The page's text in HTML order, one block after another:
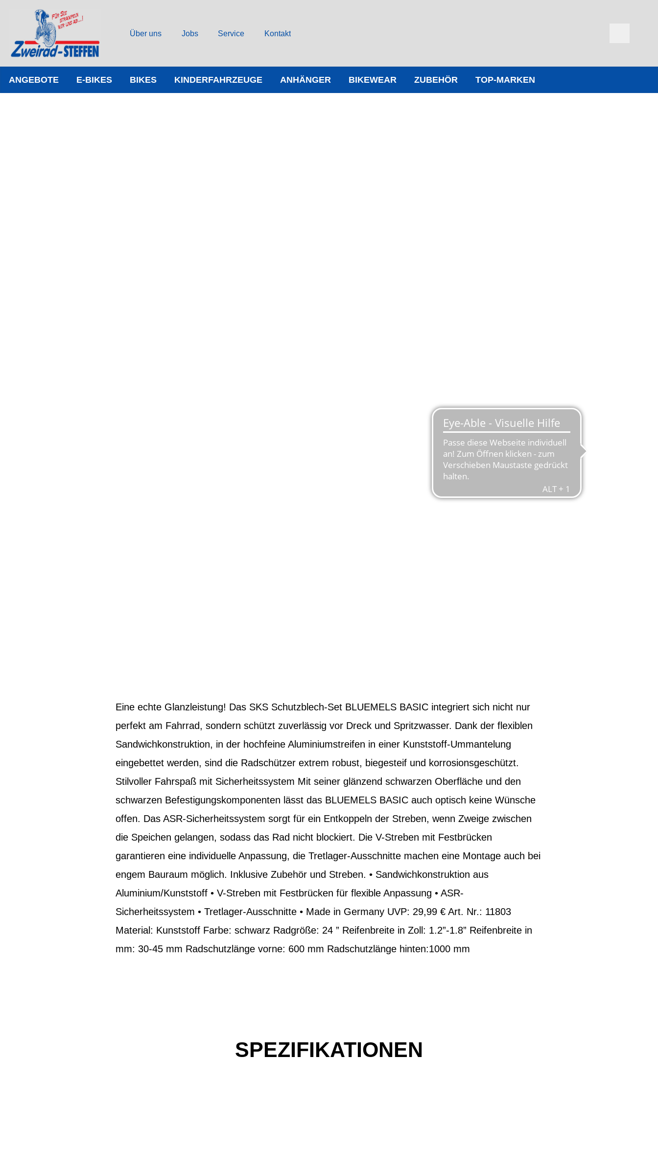
Über uns Jobs Service Kontakt
ANGEBOTE E-BIKES BIKES KINDERFAHRZEUGE ANHÄNGER BIKEWEAR ZUBEHÖR TOP-MARKEN
Eine echte Glanzleistung! Das SKS Schutzblech-Set BLUEMELS BASIC integriert sich nicht nur
perfekt am Fahrrad, sondern schützt zuverlässig vor Dreck und Spritzwasser. Dank der flexiblen
Sandwichkonstruktion, in der hochfeine Aluminiumstreifen in einer Kunststoff-Ummantelung
eingebettet werden, sind die Radschützer extrem robust, biegesteif und korrosionsgeschützt.
Stilvoller Fahrspaß mit Sicherheitssystem Mit seiner glänzend schwarzen Oberfläche und den
schwarzen Befestigungskomponenten lässt das BLUEMELS BASIC auch optisch keine Wünsche
offen. Das ASR-Sicherheitssystem sorgt für ein Entkoppeln der Streben, wenn Zweige zwischen
die Speichen gelangen, sodass das Rad nicht blockiert. Die V-Streben mit Festbrücken
garantieren eine individuelle Anpassung, die Tretlager-Ausschnitte machen eine Montage auch bei
engem Bauraum möglich. Inklusive Zubehör und Streben. • Sandwichkonstruktion aus
Aluminium/Kunststoff • V-Streben mit Festbrücken für flexible Anpassung • ASR-
Sicherheitssystem • Tretlager-Ausschnitte • Made in Germany UVP: 29,99 € Art. Nr.: 11803
Material: Kunststoff Farbe: schwarz Radgröße: 24 ” Reifenbreite in Zoll: 1.2”-1.8” Reifenbreite in
mm: 30-45 mm Radschutzlänge vorne: 600 mm Radschutzlänge hinten:1000 mm
SPEZIFIKATIONEN